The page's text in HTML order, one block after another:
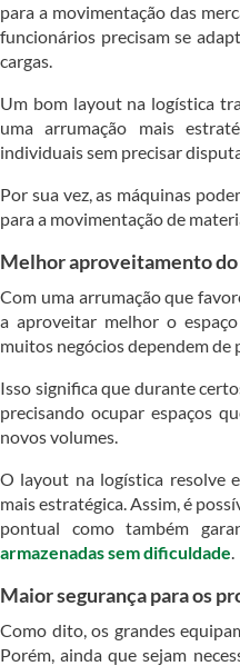
para a movimentação das
funcionários precisam se
cargas.
Um bom layout na logística
uma arrumação mais
individuais sem precisar
Por sua vez, as máquinas
para a movimentação de
Melhor aproveitamento do
Com uma arrumação que
a aproveitar melhor o
muitos negócios dependem de
Isso significa que durante
precisando ocupar espaços
novos volumes.
O layout na logística resolve
mais estratégica. Assim, é
pontual como também
armazenadas sem dificuldade.
Maior segurança para os
Como dito, os grandes
Porém, ainda que sejam